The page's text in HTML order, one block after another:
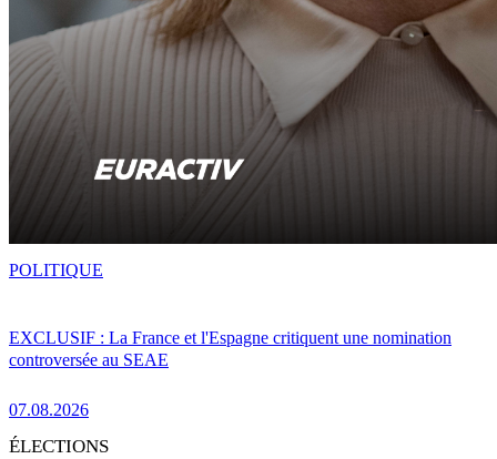
EXCLUSIF : La France et l'Espagne critiquent une nomination
controversée au SEAE
07.08.2026
POLITIQUE
ÉLECTIONS